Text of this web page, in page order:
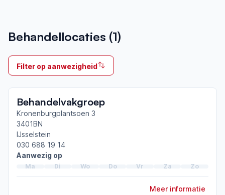
2012
Ik behandel
Op locatie & Thuis
netwerk
Utrecht Zuidwest
Afgeronde ParkinsonNet-scholingen
ParkinsonNet congres 2022
ParkinsonNet congres 2019
ParkinsonNet congres 2018
Behandellocaties (1)
Filter op aanwezigheid
Behandelvakgroep
Kronenburgplantsoen 3
3401BN
IJsselstein
030 688 19 14
Aanwezig op
Ma Di Wo Do Vr Za Zo
Meer informatie